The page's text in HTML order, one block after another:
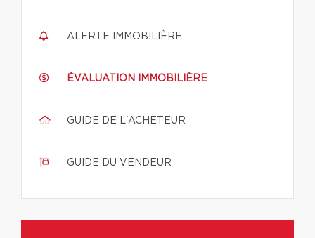
ALERTE IMMOBILIÈRE
ÉVALUATION IMMOBILIÈRE
GUIDE DE L'ACHETEUR
GUIDE DU VENDEUR